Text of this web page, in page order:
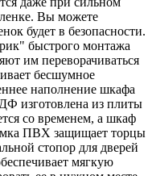
Вы можете
будет в безопасности.
быстрого монтажа
им переворачиваться
бесшумное
наполнение шкафа
изготовлена из плиты
со временем, а шкаф
ПВХ защищает торцы
стопор для дверей
мягкую